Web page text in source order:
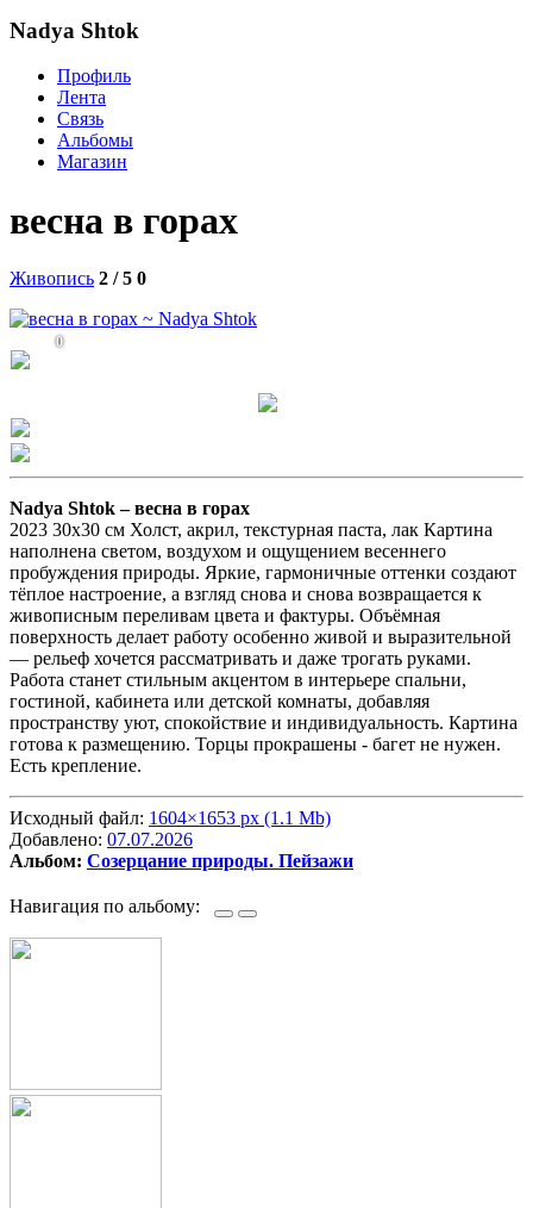
Nadya Shtok
Профиль
Лента
Связь
Альбомы
Магазин
весна в горах
Живопись 2 / 5 0
0
Nadya Shtok –весна в горах
2023 30х30 см Холст, акрил, текстурная паста, лак Картина
наполнена светом, воздухом и ощущением весеннего
пробуждения природы. Яркие, гармоничные оттенки создают
тёплое настроение, а взгляд снова и снова возвращается к
живописным переливам цвета и фактуры. Объёмная
поверхность делает работу особенно живой и выразительной
— рельеф хочется рассматривать и даже трогать руками.
Работа станет стильным акцентом в интерьере спальни,
гостиной, кабинета или детской комнаты, добавляя
пространству уют, спокойствие и индивидуальность. Картина
готова к размещению. Торцы прокрашены - багет не нужен.
Есть крепление.
Исходный файл: 1604×1653 px (1.1 Mb)
Добавлено: 07.07.2026
Альбом: Созерцание природы. Пейзажи
Навигация по альбому: